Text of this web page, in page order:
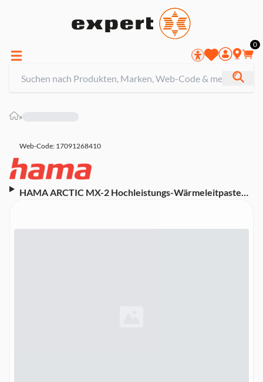
0
»
Web-Code: 17091268410
HAMA ARCTIC MX-2 Hochleistungs-Wärmeleitpaste